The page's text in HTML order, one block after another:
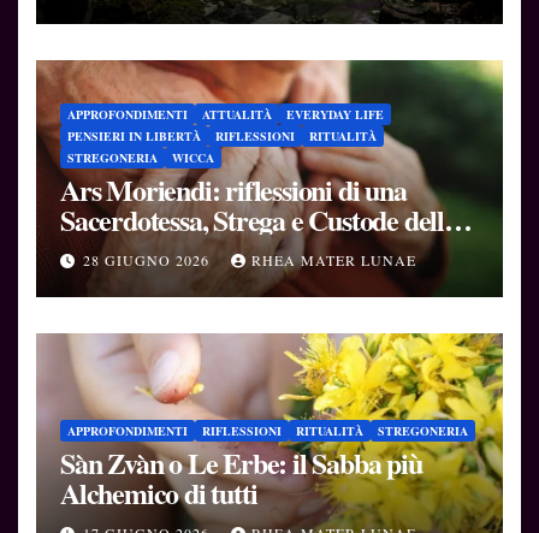
APPROFONDIMENTI ATTUALITÀ
EVERYDAY LIFE
PENSIERI IN LIBERTÀ
RIFLESSIONI
RITUALITÀ
STREGONERIA
WICCA
Ars Moriendi: riflessioni di una
Sacerdotessa, Strega e Custode delle
Soglie
28 GIUGNO 2026 RHEA MATER LUNAE
APPROFONDIMENTI RIFLESSIONI RITUALITÀ STREGONERIA
Sàn Zvàn o Le Erbe: il Sabba più
Alchemico di tutti